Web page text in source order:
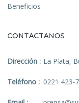
Beneficios
CONTACTANOS
Dirección : La Plata,
Teléfono : 0221 423-